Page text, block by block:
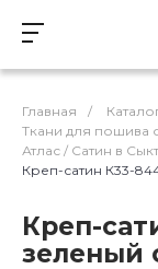
Главная /
Ткани для пошива
Атлас / Cатин в
Креп-сатин К33-
Креп-
зеленый